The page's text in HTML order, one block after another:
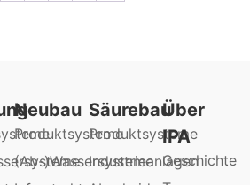
Neubau
Produktsysteme
(Ab-)Wassersysteme
Säurebau
Produktsysteme
Industrieanlagen
Über
IPA
Geschichte